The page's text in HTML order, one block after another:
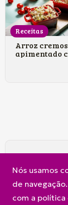
Receitas
Arroz
apimentado
Nós usamos
de
com a
A Frimesa
Política de